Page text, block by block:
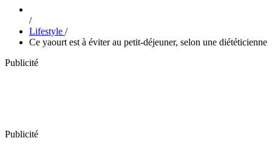
/
Lifestyle /
Ce yaourt est à éviter au petit-déjeuner, selon une diététicienne
Publicité
Publicité